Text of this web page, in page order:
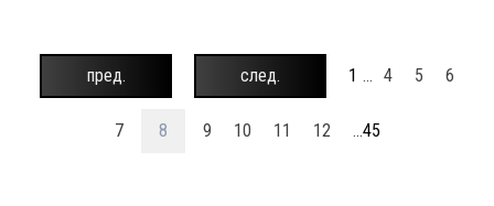
пред. 1 ... 4 5 6
7 8 9 10 11 12 ...45
след.